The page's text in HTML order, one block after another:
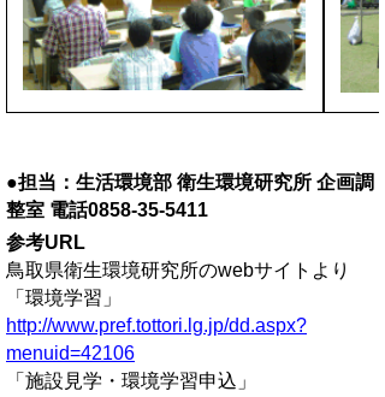
●担当：生活環境部 衛生環境研究所 企画調
整室 電話0858-35-5411
参考URL
鳥取県衛生環境研究所のwebサイトより
「環境学習」
http://www.pref.tottori.lg.jp/dd.aspx?
menuid=42106
「施設見学・環境学習申込」